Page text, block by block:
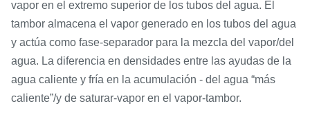
vapor en el extremo superior de los tubos del agua. El
tambor almacena el vapor generado en los tubos del agua
y actúa como fase-separador para la mezcla del vapor/del
agua. La diferencia en densidades entre las ayudas de la
agua caliente y fría en la acumulación - del agua “más
caliente”/y de saturar-vapor en el vapor-tambor.